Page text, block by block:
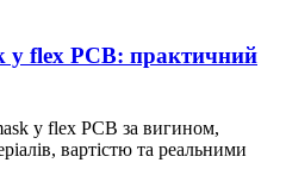
у flex PCB: практичний
у flex PCB за вигином,
вартістю та реальними